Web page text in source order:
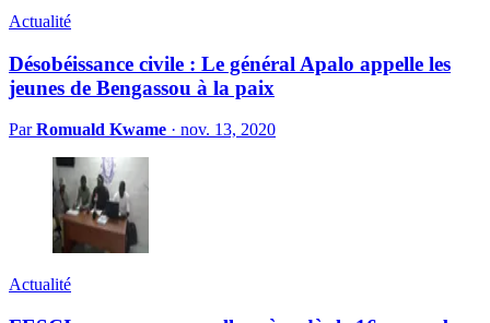
Actualité
Désobéissance civile : Le général Apalo appelle les
jeunes de Bengassou à la paix
ParRomuald Kwame · nov. 13, 2020
Actualité